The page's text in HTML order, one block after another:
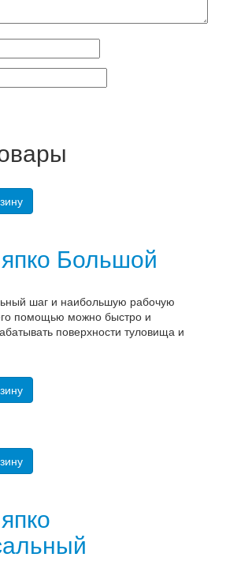
Большой
шаг и наибольшую рабочую
помощью можно быстро и
поверхности туловища и